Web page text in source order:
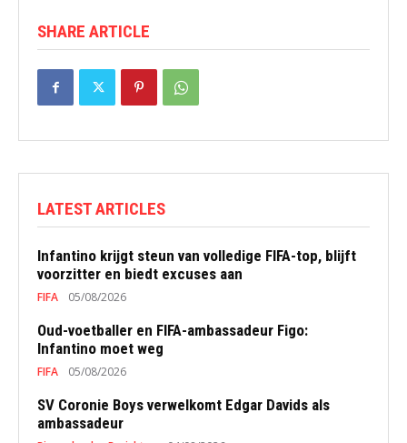
SHARE ARTICLE
LATEST ARTICLES
Infantino krijgt steun van volledige FIFA-top, blijft
voorzitter en biedt excuses aan
FIFA 05/08/2026
Oud-voetballer en FIFA-ambassadeur Figo:
Infantino moet weg
FIFA 05/08/2026
SV Coronie Boys verwelkomt Edgar Davids als
ambassadeur